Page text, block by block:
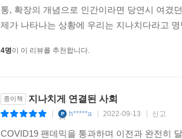
통, 확장의 개념으로 인간이라면 당연시 여겼
제가 나타나는 상황에 우리는 지나치다라고
4명이 이 리뷰를 추천합니다.
종이책 지나치게 연결된 사회
h*****a 2022-09-13 신고
COVID19 팬데믹을 통과하며 이전과 완전히